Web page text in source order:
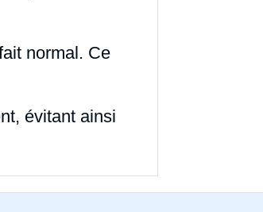
normal. Ce
évitant ainsi